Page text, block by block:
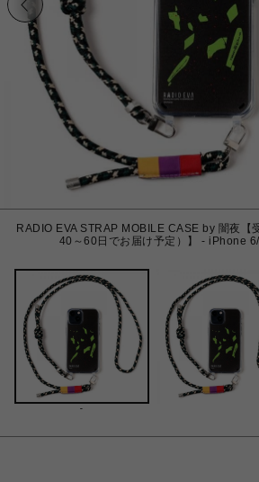
RADIO EVA STRAP MOBILE CASE by 闇夜【
40～60日でお届け予定）】 - iPhone
-